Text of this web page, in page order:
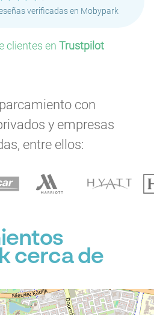
verificadas en Mobypark
clientes en Trustpilot
con
y empresas
entre ellos:
cerca de